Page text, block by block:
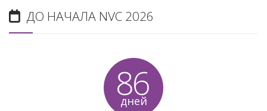
ДО НАЧАЛА NVC 2026
86
дней